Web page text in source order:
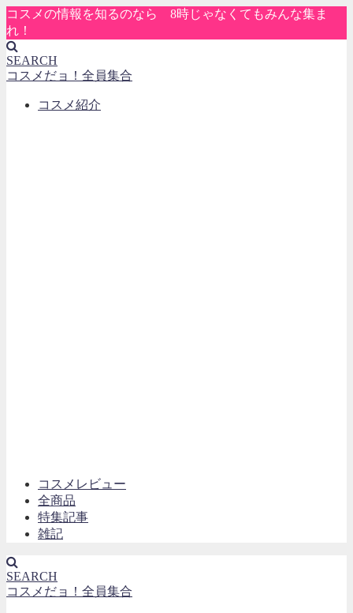
コスメの情報を知るのなら 8時じゃなくてもみんな集ま
れ！
SEARCH
コスメだョ！全員集合
コスメ紹介
コスメレビュー
全商品
特集記事
雑記
SEARCH
コスメだョ！全員集合